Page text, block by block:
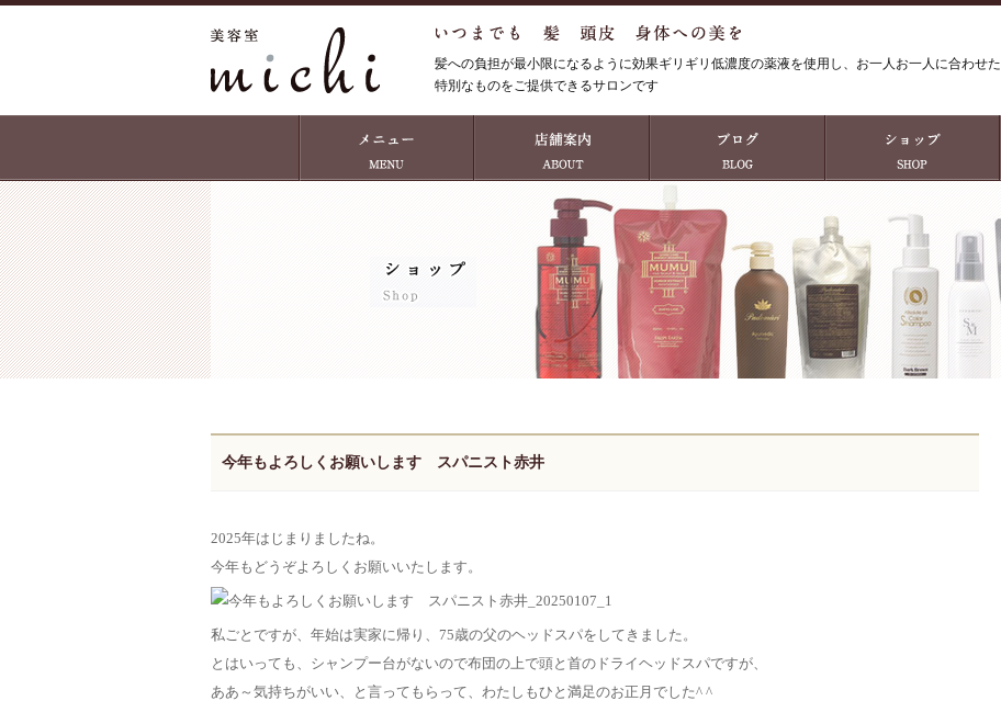
髪への負担が最小限になるように効果ギリギリ低濃度の薬液を使用し、お一人お一人に合わせた
特別なものをご提供できるサロンです
今年もよろしくお願いします スパニスト赤井
2025年はじまりましたね。
今年もどうぞよろしくお願いいたします。
私ごとですが、年始は実家に帰り、75歳の父のヘッドスパをしてきました。
とはいっても、シャンプー台がないので布団の上で頭と首のドライヘッドスパですが、
ああ～気持ちがいい、と言ってもらって、わたしもひと満足のお正月でした^ ^